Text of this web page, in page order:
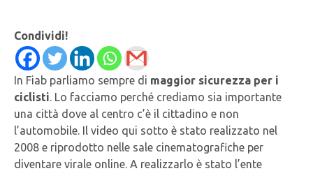
Condividi!
In Fiab parliamo sempre di maggior sicurezza per i
ciclisti. Lo facciamo perché crediamo sia importante
una città dove al centro c’è il cittadino e non
l’automobile. Il video qui sotto è stato realizzato nel
2008 e riprodotto nelle sale cinematografiche per
diventare virale online. A realizzarlo è stato l’ente